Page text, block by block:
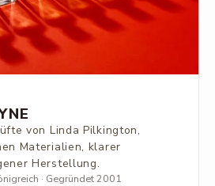
Die Haltbarkeit ist insgesamt
bewerten: Auch wenn der Duft
eher körpernah wahrnehmbar
einen langen Zeitraum präsent.
von Linda Pilkington,
Materialien, klarer
Herstellung.
· Gegründet 2001